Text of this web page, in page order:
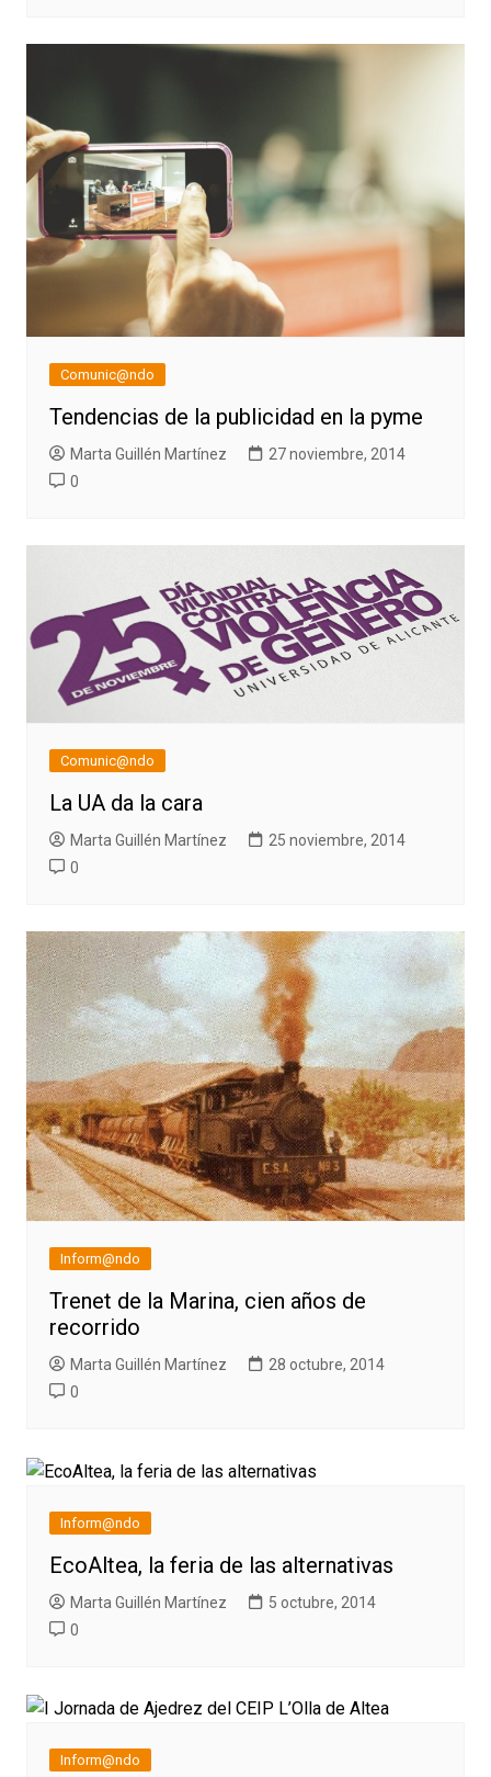
Comunic@ndo
Tendencias de la publicidad en la pyme
Marta Guillén Martínez
27 noviembre, 2014
0
Comunic@ndo
La UA da la cara
Marta Guillén Martínez
25 noviembre, 2014
0
Inform@ndo
Trenet de la Marina, cien años de
recorrido
Marta Guillén Martínez
28 octubre, 2014
0
Inform@ndo
EcoAltea, la feria de las alternativas
Marta Guillén Martínez
5 octubre, 2014
0
Inform@ndo